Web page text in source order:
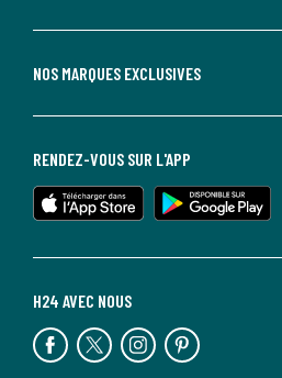
NOS MARQUES EXCLUSIVES
H24 AVEC NOUS
RENDEZ-VOUS SUR L'APP